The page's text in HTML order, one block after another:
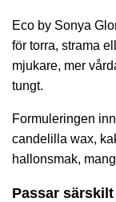
Eco by Sonya
för torra, strama
mjukare, mer
tungt.
Formuleringen
candelilla wax,
hallonsmak,
Passar